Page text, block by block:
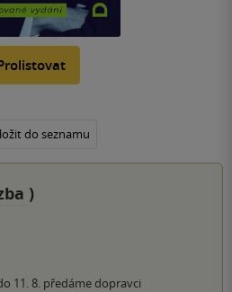
do seznamu
)
11. 8. předáme dopravci